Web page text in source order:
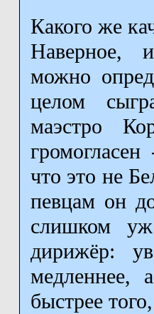
Какого же
Наверное,
можно
целом
маэстро
что это не
певцам он
слишком
дирижёр:
медленнее,
быстрее